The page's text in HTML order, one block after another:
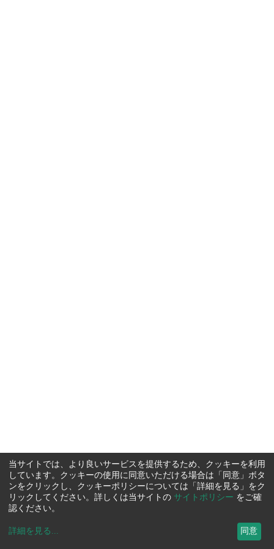
当サイトでは、より良いサービスを提供するため、クッキーを利用
しています。クッキーの使用に同意いただける場合は「同意」ボタ
ンをクリックし、クッキーポリシーについては「詳細を見る」をク
リックしてください。詳しくは当サイトの サイトポリシー をご確
認ください。
詳細を見る ... 同意